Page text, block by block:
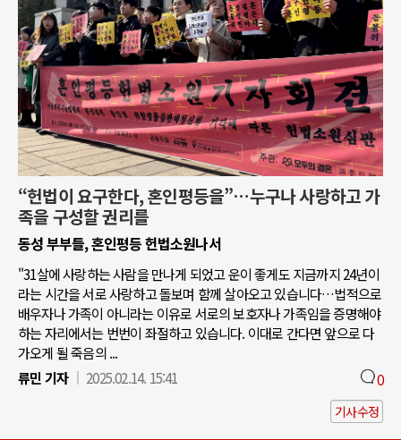
“헌법이 요구한다, 혼인평등을”…누구나 사랑하고 가
족을 구성할 권리를
동성 부부들, 혼인평등 헌법소원나서
"31살에 사랑하는 사람을 만나게 되었고 운이 좋게도 지금까지 24년이
라는 시간을 서로 사랑하고 돌보며 함께 살아오고 있습니다…법적으로
배우자나 가족이 아니라는 이유로 서로의 보호자나 가족임을 증명해야
하는 자리에서는 번번이 좌절하고 있습니다. 이대로 간다면 앞으로 다
가오게 될 죽음의 ...
류민 기자
2025.02.14. 15:41 0
기사수정